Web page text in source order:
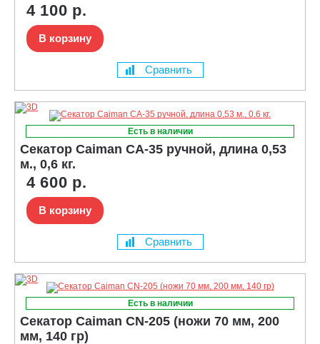
4 100 р.
В корзину
Сравнить
Есть в наличии
Секатор Caiman CA-35 ручной, длина 0,53
м., 0,6 кг.
4 600 р.
В корзину
Сравнить
Есть в наличии
Секатор Caiman CN-205 (ножи 70 мм, 200
мм, 140 гр)